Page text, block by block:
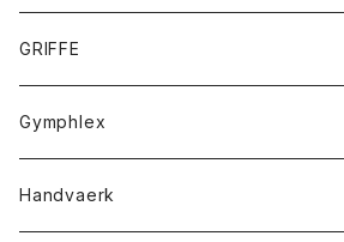
スカート
スカート
Tシャツ
Tシャツ
GRIFFE
Gymphlex
アウター
Handvaerk